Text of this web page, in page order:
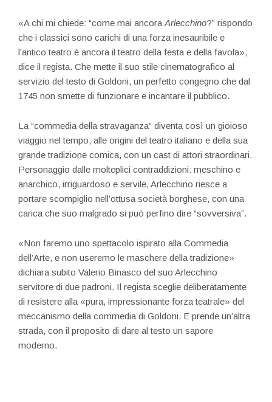
«A chi mi chiede: “come mai ancoraArlecchino?” rispondo
che i classici sono carichi di una forza inesauribile e
l’antico teatro è ancora il teatro della festa e della favola»,
dice il regista. Che mette il suo stile cinematografico al
servizio del testo di Goldoni, un perfetto congegno che dal
1745 non smette di funzionare e incantare il pubblico.
La “commedia della stravaganza” diventa così un gioioso
viaggio nel tempo, alle origini del teatro italiano e della sua
grande tradizione comica, con un cast di attori straordinari.
Personaggio dalle molteplici contraddizioni: meschino e
anarchico, irriguardoso e servile, Arlecchino riesce a
portare scompiglio nell’ottusa società borghese, con una
carica che suo malgrado si può perfino dire “sovversiva”.
«Non faremo uno spettacolo ispirato alla Commedia
dell’Arte, e non useremo le maschere della tradizione»
dichiara subito Valerio Binasco del suo Arlecchino
servitore di due padroni. Il regista sceglie deliberatamente
di resistere alla «pura, impressionante forza teatrale» del
meccanismo della commedia di Goldoni. E prende un’altra
strada, con il proposito di dare al testo un sapore
moderno.